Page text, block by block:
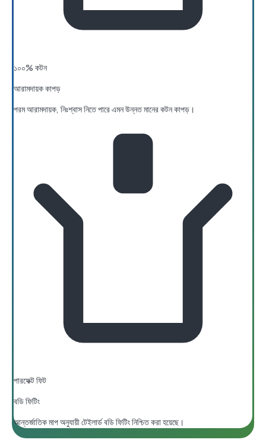
১০০% কটন
আরামদায়ক কাপড়
পরম আরামদায়ক, নিঃশ্বাস নিতে পারে এমন উন্নত মানের কটন কাপড়।
পারফেক্ট ফিট
বডি ফিটিং
আন্তর্জাতিক মাপ অনুযায়ী টেইলার্ড বডি ফিটিং নিশ্চিত করা হয়েছে।